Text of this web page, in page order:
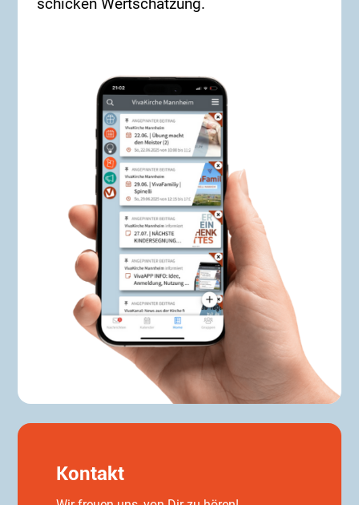
Bekannten, Freundes, Verwandten oder Kollegen?
Dienstag, 29. September 2026 **Dauer**: 6 Wochen,
immer dienstags um 19.30 Uhr **Ort**: online – wo
immer Du bist! **ANMELDUNG**: Über diesen Link:
https://forms.cloud.microsoft/e/zupG82ixZe Oder
per E-Mail an: alphakurs@vivakirche.de Weitere
Infos kannst du auch bei Boris Traber erfragen.
Kontakt